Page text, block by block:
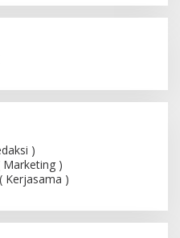
)
Marketing )
( Kerjasama )